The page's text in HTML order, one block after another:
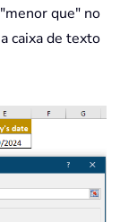
que" no
caixa de texto